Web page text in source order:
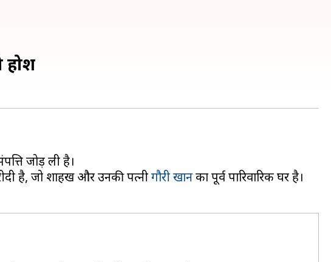
होश
जोड़ ली है।
है, जो शाहरुख और उनकी पत्नीगौरी खानका पूर्व पारिवारिक घर है।